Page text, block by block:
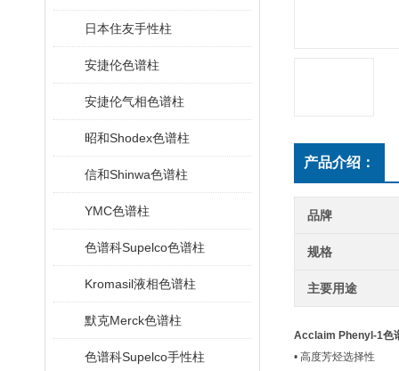
日本住友手性柱
安捷伦色谱柱
安捷伦气相色谱柱
昭和Shodex色谱柱
信和Shinwa色谱柱
YMC色谱柱
色谱科Supelco色谱柱
Kromasil液相色谱柱
默克Merck色谱柱
色谱科Supelco手性柱
产品介绍：
品牌
规格
主要用途
Acclaim Phenyl-1色
• 高度芳烃选择性